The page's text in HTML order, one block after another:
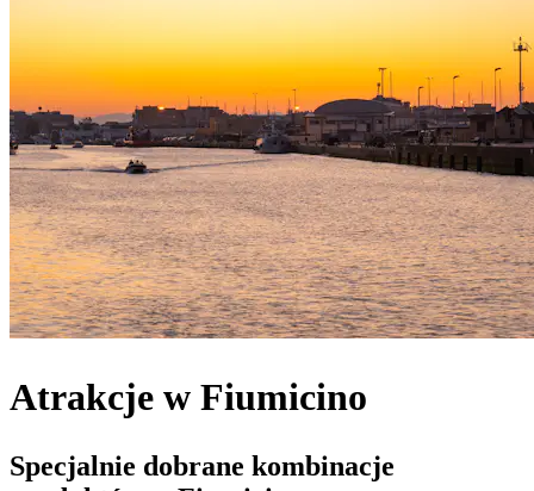
Atrakcje w Fiumicino
Specjalnie dobrane kombinacje